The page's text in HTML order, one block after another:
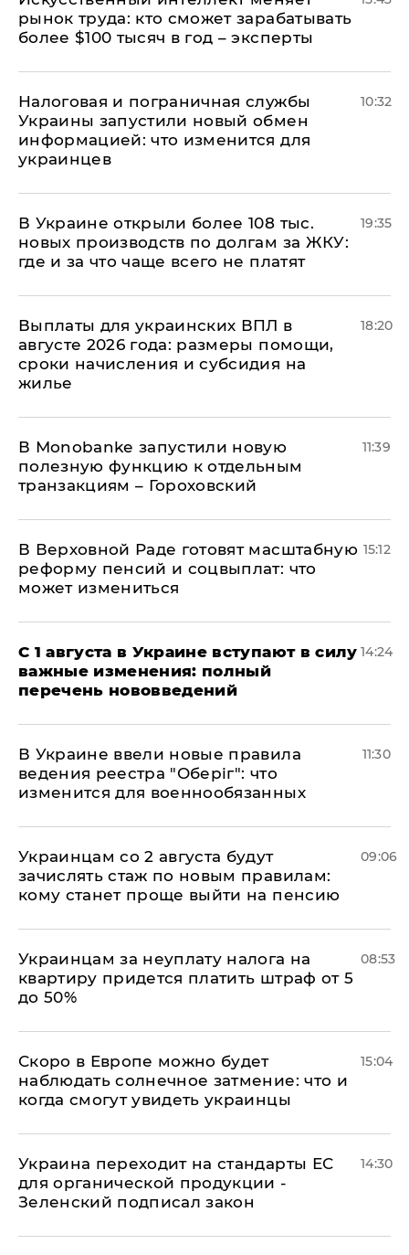
рынок труда: кто сможет зарабатывать
более $100 тысяч в год – эксперты
Налоговая и пограничная службы
Украины запустили новый обмен
информацией: что изменится для
украинцев
10:32
В Украине открыли более 108 тыс.
новых производств по долгам за ЖКУ:
где и за что чаще всего не платят
19:35
Выплаты для украинских ВПЛ в
августе 2026 года: размеры помощи,
сроки начисления и субсидия на
жилье
18:20
В Мonobankе запустили новую
полезную функцию к отдельным
транзакциям – Гороховский
11:39
В Верховной Раде готовят масштабную
реформу пенсий и соцвыплат: что
может измениться
15:12
С 1 августа в Украине вступают в силу
важные изменения: полный
перечень нововведений
14:24
В Украине ввели новые правила
ведения реестра "Оберіг": что
изменится для военнообязанных
11:30
Украинцам со 2 августа будут
зачислять стаж по новым правилам:
кому станет проще выйти на пенсию
09:06
Украинцам за неуплату налога на
квартиру придется платить штраф от 5
до 50%
08:53
Скоро в Европе можно будет
наблюдать солнечное затмение: что и
когда смогут увидеть украинцы
15:04
Украина переходит на стандарты ЕС
для органической продукции -
Зеленский подписал закон
14:30